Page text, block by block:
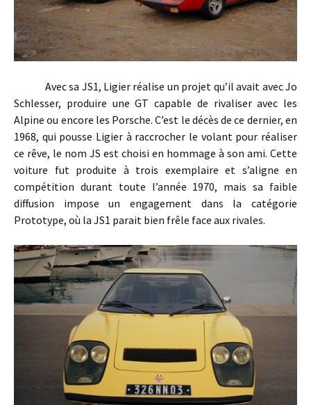
Avec sa JS1, Ligier réalise un projet qu’il avait avec Jo
Schlesser, produire une GT capable de rivaliser avec les
Alpine ou encore les Porsche. C’est le décès de ce dernier, en
1968, qui pousse Ligier à raccrocher le volant pour réaliser
ce rêve, le nom JS est choisi en hommage à son ami. Cette
voiture fut produite à trois exemplaire et s’aligne en
compétition durant toute l’année 1970, mais sa faible
diffusion impose un engagement dans la catégorie
Prototype, où la JS1 parait bien frêle face aux rivales.